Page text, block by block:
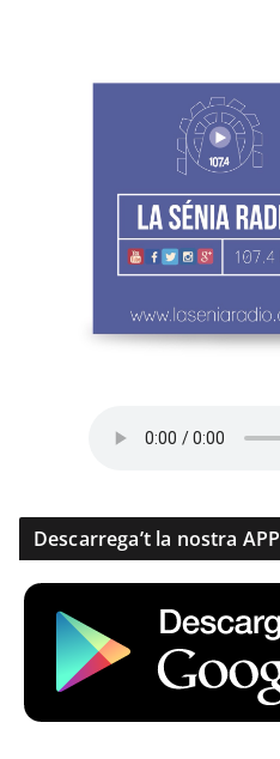
Descarrega’t la nostra APP